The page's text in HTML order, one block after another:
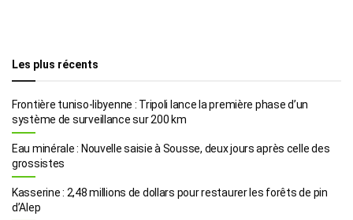
Les plus récents
Frontière tuniso-libyenne : Tripoli lance la première phase d’un
système de surveillance sur 200 km
Eau minérale : Nouvelle saisie à Sousse, deux jours après celle des
grossistes
Kasserine : 2,48 millions de dollars pour restaurer les forêts de pin
d’Alep